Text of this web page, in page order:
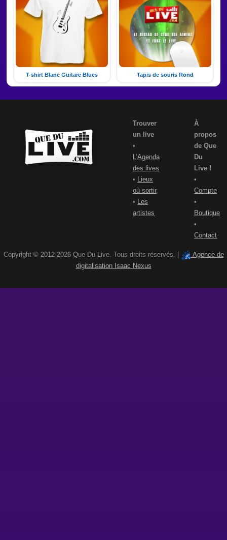
T-shirt Blanc Guitare Blues Tapis de souris Rond
Trouver
un live
•
L’Agenda
des lives
•
Lieux
où sortir
•
Les
artistes
À
propos
de Que
Du
Live !
•
Compte
•
Boutique
•
Contact
Copyright © 2012-2026 Que Du Live. Tous droits réservés. |
Agence de
digitalisation Isaac Nexus